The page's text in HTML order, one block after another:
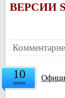
ВЕРСИИ
10
июня